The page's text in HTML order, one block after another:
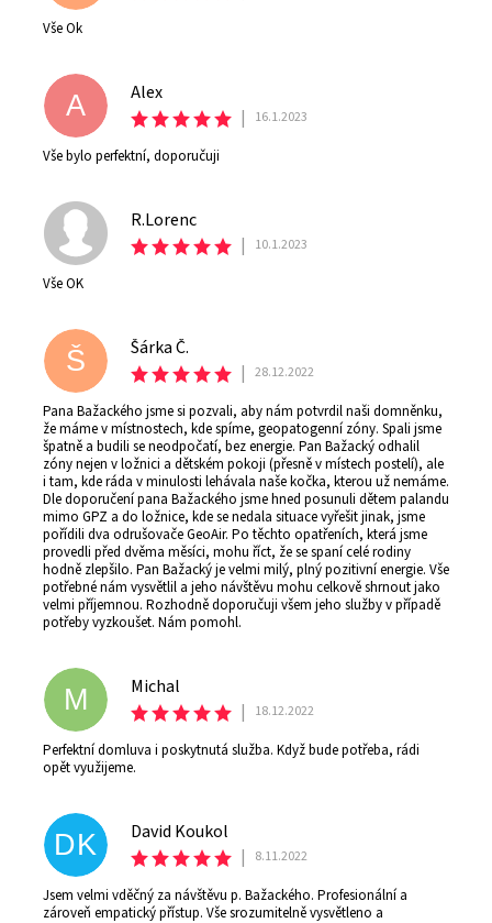
Vše Ok
A
Alex
|
16.1.2023
Vše bylo perfektní, doporučuji
R.Lorenc
|
10.1.2023
Vše OK
Š
Šárka Č.
| 28.12.2022
Pana Bažackého jsme si pozvali, aby nám potvrdil naši domněnku,
že máme v místnostech, kde spíme, geopatogenní zóny. Spali jsme
špatně a budili se neodpočatí, bez energie. Pan Bažacký odhalil
zóny nejen v ložnici a dětském pokoji (přesně v místech postelí), ale
i tam, kde ráda v minulosti lehávala naše kočka, kterou už nemáme.
Dle doporučení pana Bažackého jsme hned posunuli dětem palandu
mimo GPZ a do ložnice, kde se nedala situace vyřešit jinak, jsme
pořídili dva odrušovače GeoAir. Po těchto opatřeních, která jsme
provedli před dvěma měsíci, mohu říct, že se spaní celé rodiny
hodně zlepšilo. Pan Bažacký je velmi milý, plný pozitivní energie. Vše
potřebné nám vysvětlil a jeho návštěvu mohu celkově shrnout jako
velmi příjemnou. Rozhodně doporučuji všem jeho služby v případě
potřeby vyzkoušet. Nám pomohl.
M
Michal
|
18.12.2022
Perfektní domluva i poskytnutá služba. Když bude potřeba, rádi
opět využijeme.
DK
David Koukol
|
8.11.2022
Jsem velmi vděčný za návštěvu p. Bažackého. Profesionální a
zároveň empatický přístup. Vše srozumitelně vysvětleno a